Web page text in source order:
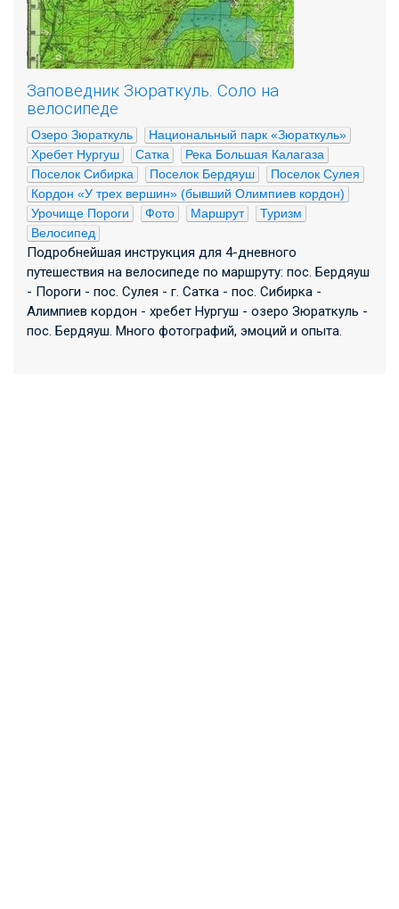
Заповедник Зюраткуль. Соло на
велосипеде
Озеро Зюраткуль
Национальный парк «Зюраткуль»
Хребет Нургуш
Сатка
Река Большая Калагаза
Поселок Сибирка
Поселок Бердяуш
Поселок Сулея
Кордон «У трех вершин» (бывший Олимпиев кордон)
Урочище Пороги
Фото Маршрут
Туризм
Велосипед
Подробнейшая инструкция для 4-дневного
путешествия на велосипеде по маршруту: пос. Бердяуш
- Пороги - пос. Сулея - г. Сатка - пос. Сибирка -
Алимпиев кордон - хребет Нургуш - озеро Зюраткуль -
пос. Бердяуш. Много фотографий, эмоций и опыта.